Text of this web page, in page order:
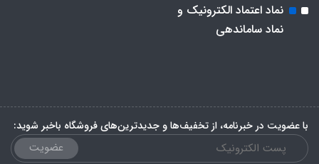
نماد اعتماد الکترونیک و
نماد ساماندهی
با عضویت در خبرنامه، از تخفیف‌ها و جدیدترین‌های فروشگاه باخبر شوید:
عضویت